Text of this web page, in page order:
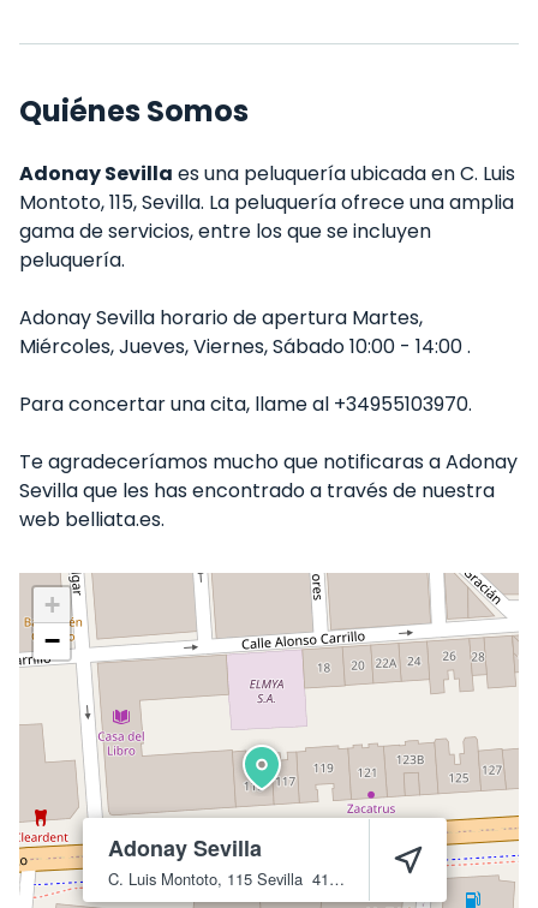
Quiénes Somos
Adonay Sevilla es una peluquería ubicada en C. Luis
Montoto, 115, Sevilla. La peluquería ofrece una amplia
gama de servicios, entre los que se incluyen
peluquería.
Adonay Sevilla horario de apertura Martes,
Miércoles, Jueves, Viernes, Sábado 10:00 - 14:00 .
Para concertar una cita, llame al +34955103970.
Te agradeceríamos mucho que notificaras a Adonay
Sevilla que les has encontrado a través de nuestra
web belliata.es.
Adonay Sevilla
C. Luis Montoto, 115 Sevilla 41007
+
−